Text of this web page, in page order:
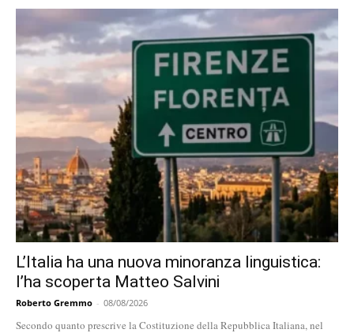
L’Italia ha una nuova minoranza linguistica:
l’ha scoperta Matteo Salvini
Roberto Gremmo - 08/08/2026
Secondo quanto prescrive la Costituzione della Repubblica Italiana, nel